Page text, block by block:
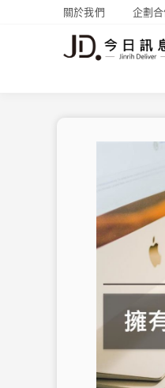
關於我們 企劃